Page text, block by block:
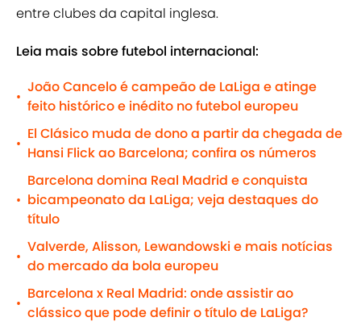
entre clubes da capital inglesa.
Leia mais sobre futebol internacional:
•
João Cancelo é campeão de LaLiga e atinge
feito histórico e inédito no futebol europeu
•
El Clásico muda de dono a partir da chegada de
Hansi Flick ao Barcelona; confira os números
•
Barcelona domina Real Madrid e conquista
bicampeonato da LaLiga; veja destaques do
título
•
Valverde, Alisson, Lewandowski e mais notícias
do mercado da bola europeu
•
Barcelona x Real Madrid: onde assistir ao
clássico que pode definir o título de LaLiga?